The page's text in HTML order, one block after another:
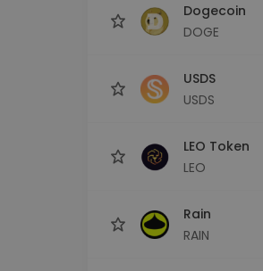
Dogecoin
DOGE
USDS
USDS
LEO Token
LEO
Rain
RAIN